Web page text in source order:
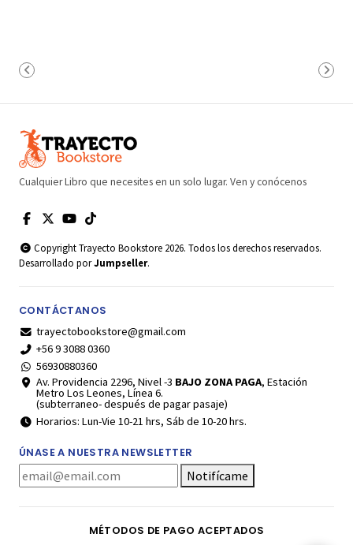
Cualquier Libro que necesites en un solo lugar. Ven y conócenos
Copyright Trayecto Bookstore 2026. Todos los derechos reservados.
Desarrollado porJumpseller.
CONTÁCTANOS
trayectobookstore@gmail.com
+56 9 3088 0360
56930880360
Av. Providencia 2296, Nivel -3 BAJO ZONA PAGA, Estación
Metro Los Leones, Línea 6.
(subterraneo- después de pagar pasaje)
Horarios: Lun-Vie 10-21 hrs, Sáb de 10-20 hrs.
ÚNASE A NUESTRA NEWSLETTER
Notifícame
MÉTODOS DE PAGO ACEPTADOS